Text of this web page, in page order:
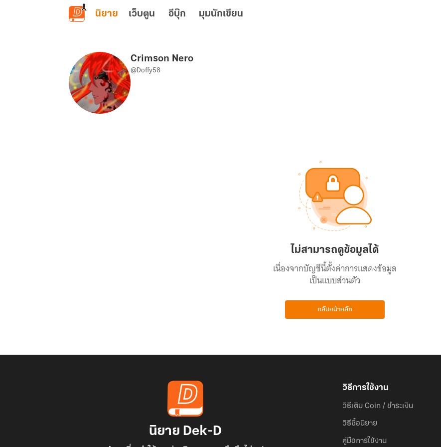
ข้ามไปยังเนื้อหาหลัก
นิยาย เว็บตูน อีบุ๊ก มุมนักเขียน
Crimson Nero
@Doffy58
ไม่สามารถดูข้อมูลได้
เนื่องจากบัญชีนี้ตั้งค่าการแสดงข้อมูล
เป็นแบบส่วนตัว
กลับหน้าหลัก
นิยาย Dek-D
วิธีการใช้งาน
วิธีเติม Coin / ชำระเงิน
วิธีซื้อนิยาย
คู่มือการใช้งาน